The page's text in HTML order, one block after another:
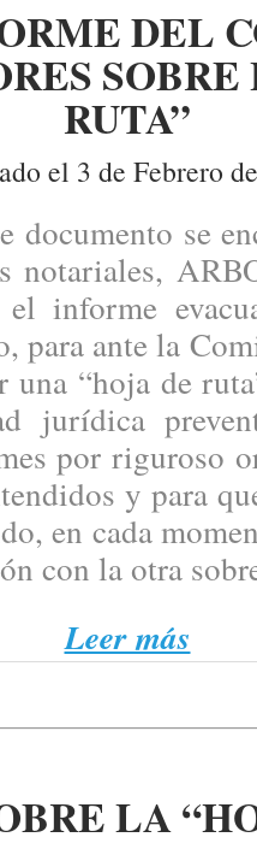
DEL
RUTA”
el 3 de Febrero
se
notariales,
el informe
para ante la
una “hoja de
jurídica
por riguroso
y para
en cada
con la otra
Leer más
LA